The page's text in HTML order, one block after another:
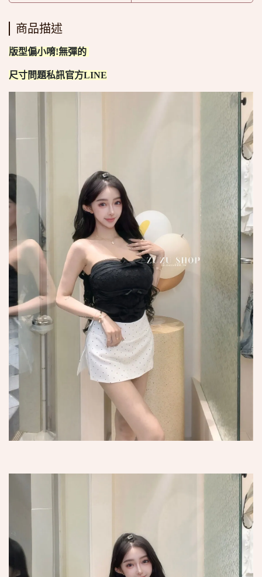
商品描述
版型偏小唷!無彈的
尺寸問題私訊官方LINE